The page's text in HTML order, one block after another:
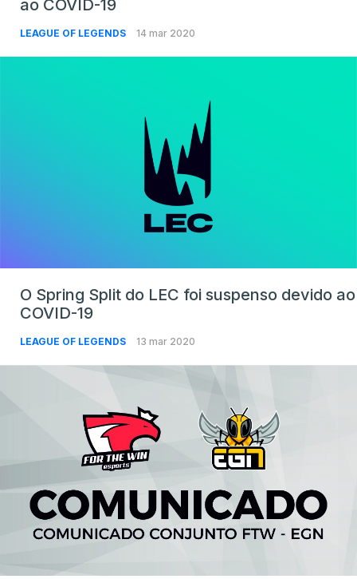
ao COVID-19
LEAGUE OF LEGENDS 14 mar 2020
O Spring Split do LEC foi suspenso devido ao
COVID-19
LEAGUE OF LEGENDS 13 mar 2020